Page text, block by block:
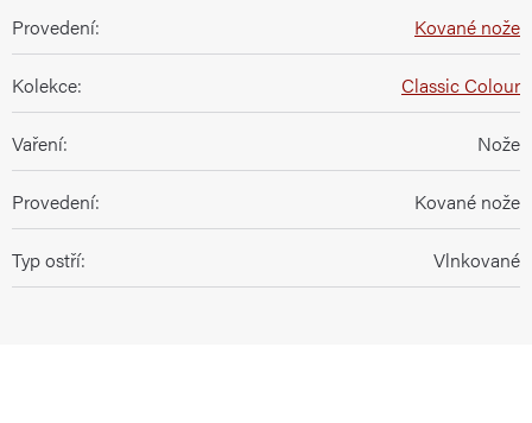
Provedení: Kované nože
Kolekce: Classic Colour
Vaření: Nože
Provedení: Kované nože
Typ ostří: Vlnkované